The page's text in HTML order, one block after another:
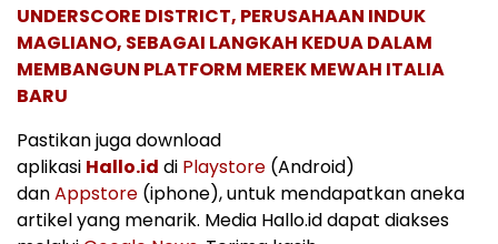
UNDERSCORE DISTRICT, PERUSAHAAN INDUK
MAGLIANO, SEBAGAI LANGKAH KEDUA DALAM
MEMBANGUN PLATFORM MEREK MEWAH ITALIA
BARU
Pastikan juga download
aplikasi Hallo.id di Playstore (Android)
danAppstore (iphone), untuk mendapatkan aneka
artikel yang menarik. Media Hallo.id dapat diakses